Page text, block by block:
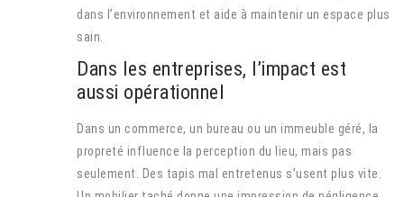
dans l’environnement et aide à maintenir un espace plus
sain.
Dans les entreprises, l’impact est
aussi opérationnel
Dans un commerce, un bureau ou un immeuble géré, la
propreté influence la perception du lieu, mais pas
seulement. Des tapis mal entretenus s’usent plus vite.